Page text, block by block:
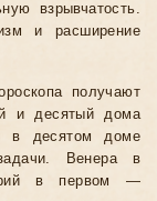
взрывчатость.
и расширение
получают
и десятый дома
в десятом доме
Венера в
в первом —